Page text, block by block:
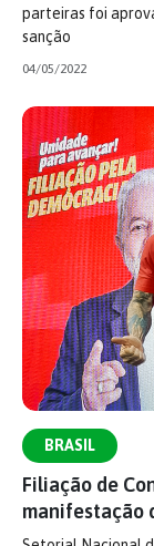
parteiras foi
sanção
04/05/2022
BRASIL
Filiação de
manifestação